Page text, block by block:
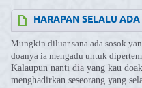
HARAPAN SELALU
Mungkin diluar sana ada sosok
doanya ia mengadu untuk
Kalaupun nanti dia yang kau
menghadirkan seseorang yang